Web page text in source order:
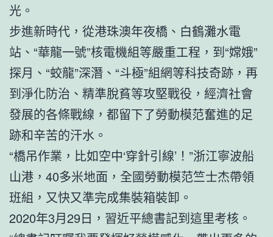
光。
步進新時代，從港珠澳年夜橋、白鶴灘水電
站、“華龍一號”核電機組等嚴重工程，到“嫦娥”
探月、“蛟龍”深潛、“斗極”組網等科技奇跡，再
到淨化防治、精準脫貧等攻堅戰役，經濟社會
發展的各條戰線，都留下了勞動模范奮進的足
跡和辛苦的汗水。
“橋吊作業，比如空中‘穿針引線’！”浙江寧波船
山港，40多米地面，全國勞動模范竺士杰帶領
班組，又快又準完成集裝箱裝卸。
2020年3月29日，習近平總書記到這里考核。